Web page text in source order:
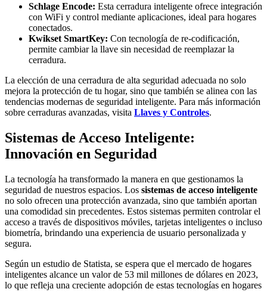
Schlage Encode: Esta cerradura inteligente ofrece integración
con WiFi y control mediante aplicaciones, ideal para hogares
conectados.
Kwikset SmartKey: Con tecnología de re-codificación,
permite cambiar la llave sin necesidad de reemplazar la
cerradura.
La elección de una cerradura de alta seguridad adecuada no solo
mejora la protección de tu hogar, sino que también se alinea con las
tendencias modernas de seguridad inteligente. Para más información
sobre cerraduras avanzadas, visita Llaves y Controles.
Sistemas de Acceso Inteligente:
Innovación en Seguridad
La tecnología ha transformado la manera en que gestionamos la
seguridad de nuestros espacios. Los sistemas de acceso inteligente
no solo ofrecen una protección avanzada, sino que también aportan
una comodidad sin precedentes. Estos sistemas permiten controlar el
acceso a través de dispositivos móviles, tarjetas inteligentes o incluso
biometría, brindando una experiencia de usuario personalizada y
segura.
Según un estudio de Statista, se espera que el mercado de hogares
inteligentes alcance un valor de 53 mil millones de dólares en 2023,
lo que refleja una creciente adopción de estas tecnologías en hogares